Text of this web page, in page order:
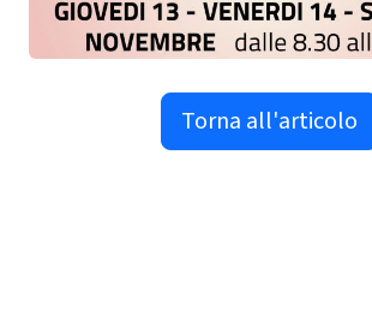
Torna all'articolo